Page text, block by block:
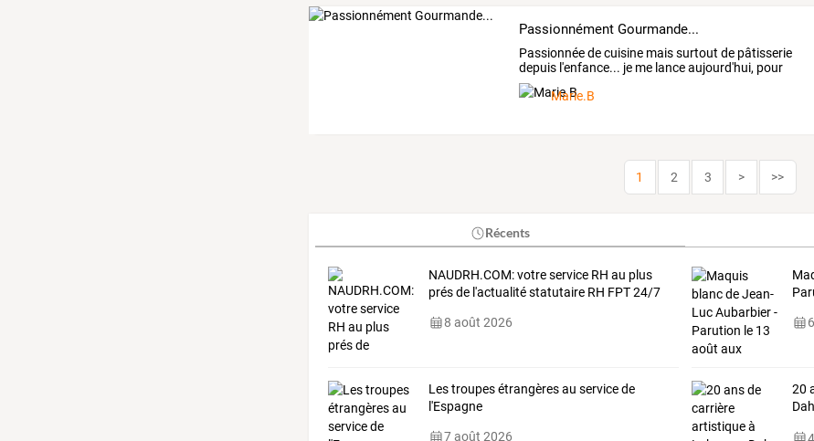
Passionnément Gourmande...
Passionnéedecuisine maissurtout de pâtisserie
depuis l'enfance... je me lanceaujourd'hui, pour
tenter
Marie.B
1 2 3 > >>
Récents
NAUDRH.COM: votre service RH au plus
prés de l'actualité statutaire RH FPT 24/7
8 août 2026
Les troupes étrangères au service de
l'Espagne
7 août 2026
20
Dah